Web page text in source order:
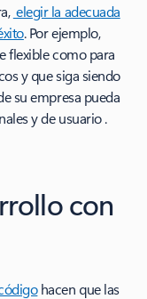
elegir la adecuada
. Por ejemplo,
flexible como para
y que siga siendo
su empresa pueda
y de usuario .
con
hacen que las